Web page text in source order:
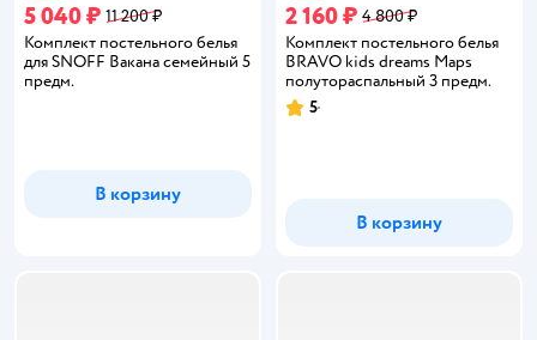
5 040 ₽ 11 200 ₽
Комплект постельного белья
для SNOFF Вакана семейный 5
предм.
В корзину
2 160 ₽ 4 800 ₽
Комплект постельного белья
BRAVO kids dreams Maps
полутораспальный 3 предм.
Рейтинг:
5
В корзину